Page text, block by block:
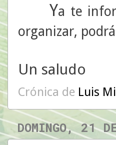
Ya te
organizar,
Un saludo
Crónica de Luis
DOMINGO, 21